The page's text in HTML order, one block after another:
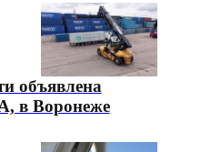
объявлена
в Воронеже